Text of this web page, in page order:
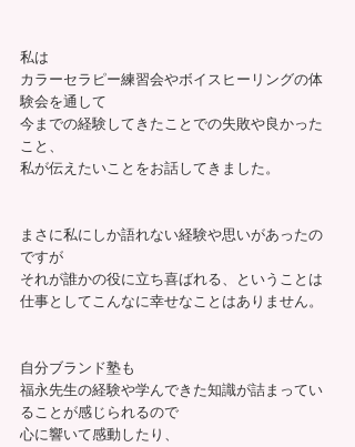
私は
カラーセラピー練習会やボイスヒーリングの体
験会を通して
今までの経験してきたことでの失敗や良かった
こと、
私が伝えたいことをお話してきました。
まさに私にしか語れない経験や思いがあったの
ですが
それが誰かの役に立ち喜ばれる、ということは
仕事としてこんなに幸せなことはありません。
自分ブランド塾も
福永先生の経験や学んできた知識が詰まってい
ることが感じられるので
心に響いて感動したり、